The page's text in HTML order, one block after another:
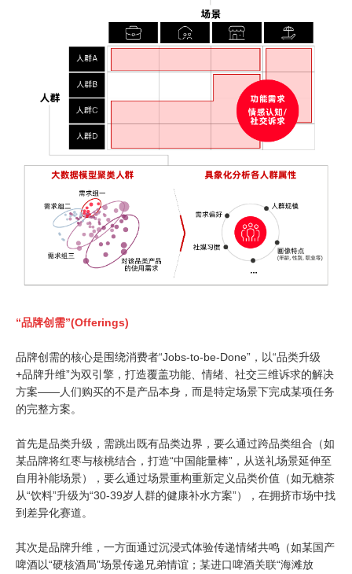
“品牌创需”(Offerings)
品牌创需的核心是围绕消费者“Jobs-to-be-Done”，以“品类升级
+品牌升维”为双引擎，打造覆盖功能、情绪、社交三维诉求的解决
方案——人们购买的不是产品本身，而是特定场景下完成某项任务
的完整方案。
首先是品类升级，需跳出既有品类边界，要么通过跨品类组合（如
某品牌将红枣与核桃结合，打造“中国能量棒”，从送礼场景延伸至
自用补能场景），要么通过场景重构重新定义品类价值（如无糖茶
从“饮料”升级为“30-39岁人群的健康补水方案”），在拥挤市场中找
到差异化赛道。
其次是品牌升维，一方面通过沉浸式体验传递情绪共鸣（如某国产
啤酒以“硬核酒局”场景传递兄弟情谊；某进口啤酒关联“海滩放